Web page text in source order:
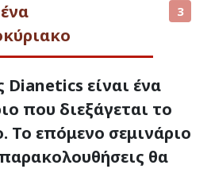
3
Dianetics είναι ένα
που διεξάγεται το
Το επόμενο σεμινάριο
θα